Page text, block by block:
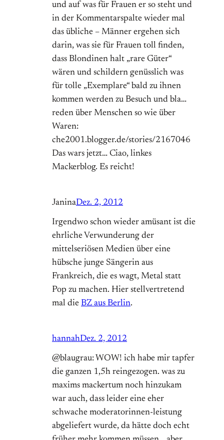
und auf was für Frauen er so steht und
in der Kommentarspalte wieder mal
das übliche – Männer ergehen sich
darin, was sie für Frauen toll finden,
dass Blondinen halt „rare Güter“
wären und schildern genüsslich was
für tolle „Exemplare“ bald zu ihnen
kommen werden zu Besuch und bla…
reden über Menschen so wie über
Waren:
che2001.blogger.de/stories/2167046
Das wars jetzt… Ciao, linkes
Mackerblog. Es reicht!
JaninaDez. 2, 2012
Irgendwo schon wieder amüsant ist die
ehrliche Verwunderung der
mittelseriösen Medien über eine
hübsche junge Sängerin aus
Frankreich, die es wagt, Metal statt
Pop zu machen. Hier stellvertretend
mal die BZ aus Berlin.
hannahDez. 2, 2012
@blaugrau: WOW! ich habe mir tapfer
die ganzen 1,5h reingezogen. was zu
maxims mackertum noch hinzukam
war auch, dass leider eine eher
schwache moderatorinnen-leistung
abgeliefert wurde, da hätte doch echt